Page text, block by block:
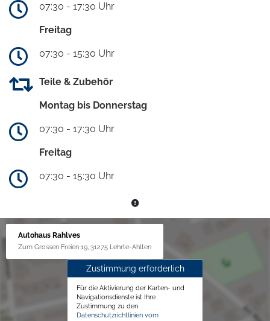
07:30 - 17:30 Uhr
Freitag
07:30 - 15:30 Uhr
Teile & Zubehör
Montag bis Donnerstag
07:30 - 17:30 Uhr
Freitag
07:30 - 15:30 Uhr
Autohaus Rahlves
Zum Grossen Freien 19, 31275 Lehrte-Ahlten
Zustimmung erforderlich
Für die Aktivierung der Karten- und
Navigationsdienste ist Ihre
Zustimmung zu den
Datenschutzrichtlinien vom